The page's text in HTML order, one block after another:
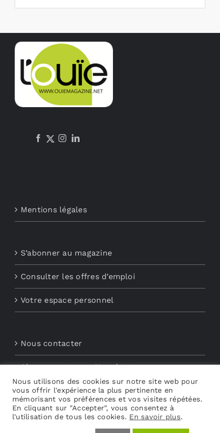
Mentions légales
S’abonner au magazine
Consulter les offres d’emploi
Votre espace personnel
Nous contacter
Abonnements aux Newsletters
Découvrez My Audio
Nous utilisons des cookies sur notre site web pour
vous offrir l'expérience la plus pertinente en
mémorisant vos préférences et vos visites répétées.
En cliquant sur "Accepter", vous consentez à
l'utilisation de tous les cookies. En savoir plus.